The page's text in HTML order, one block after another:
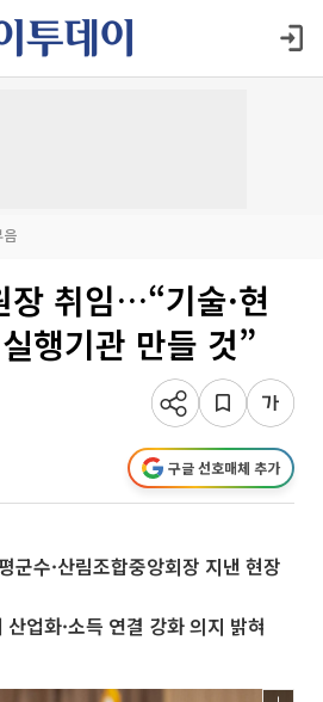
음
장 취임…“기술·현
행기관 만들 것”
구글 선호매체 추가
수·산림조합중앙회장 지낸 현장
업화·소득 연결 강화 의지 밝혀